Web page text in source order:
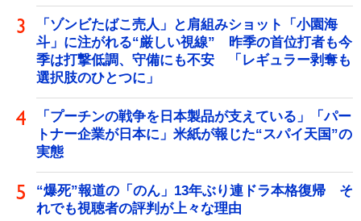
「ゾンビたばこ売人」と肩組みショット「小園海
斗」に注がれる“厳しい視線” 昨季の首位打者も今
季は打撃低調、守備にも不安 「レギュラー剥奪も
選択肢のひとつに」
「プーチンの戦争を日本製品が支えている」「パー
トナー企業が日本に」米紙が報じた“スパイ天国”の
実態
“爆死”報道の「のん」13年ぶり連ドラ本格復帰 そ
れでも視聴者の評判が上々な理由